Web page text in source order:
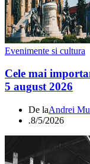
Evenimente si cultura
Cele mai
5 august 2026
De laAndrei
.8/5/2026